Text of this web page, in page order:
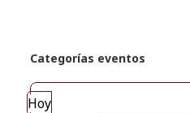
Categorías eventos
Hoy